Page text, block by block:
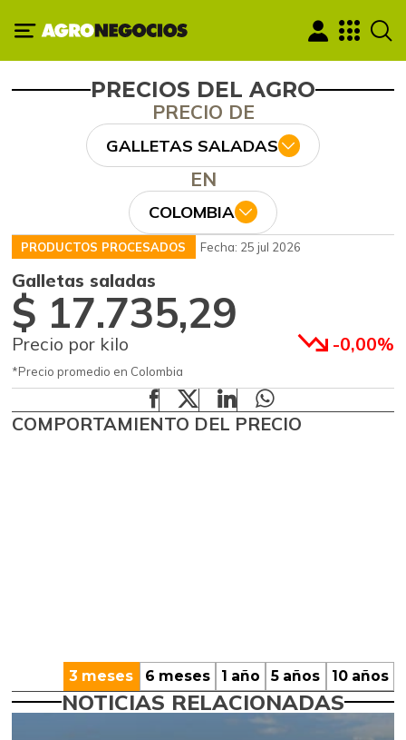
PRECIOS DEL AGRO
PRECIO DE
GALLETAS SALADAS
EN
COLOMBIA
PRODUCTOS PROCESADOS Fecha: 25 jul 2026
Galletas saladas
$ 17.735,29
Precio por kilo -0,00%
*Precio promedio en Colombia
COMPORTAMIENTO DEL PRECIO
3 meses 6 meses 1 año 5 años 10 años
NOTICIAS RELACIONADAS